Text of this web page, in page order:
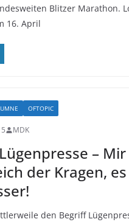
Blitzer Marathon.
16. April
OFTOPIC
MDK
– Mir
der Kragen,
den Begriff